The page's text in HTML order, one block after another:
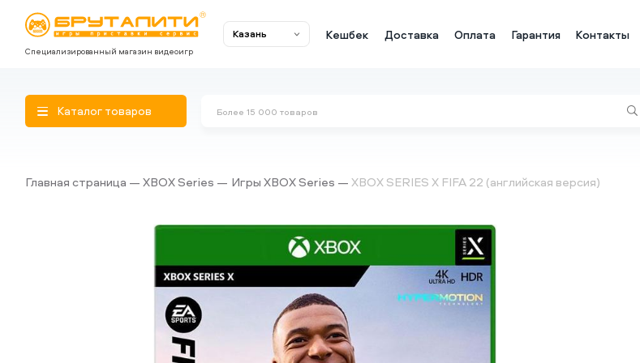
Специализированный магазин видеоигр
Казань Кешбек Доставка Оплата Гарантия Контакты
Каталог товаров
Главная страница XBOX Series Игры XBOX Series XBOX SERIES X FIFA 22 (английская версия)